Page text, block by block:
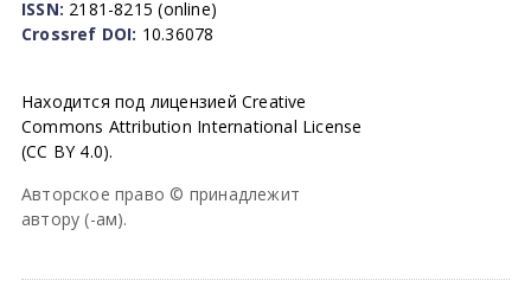
ISSN: 2181-8215 (online)
Crossref DOI: 10.36078
Находится под лицензией Creative
Commons Attribution International License
(CC BY 4.0).
Авторское право © принадлежит
автору (-ам).